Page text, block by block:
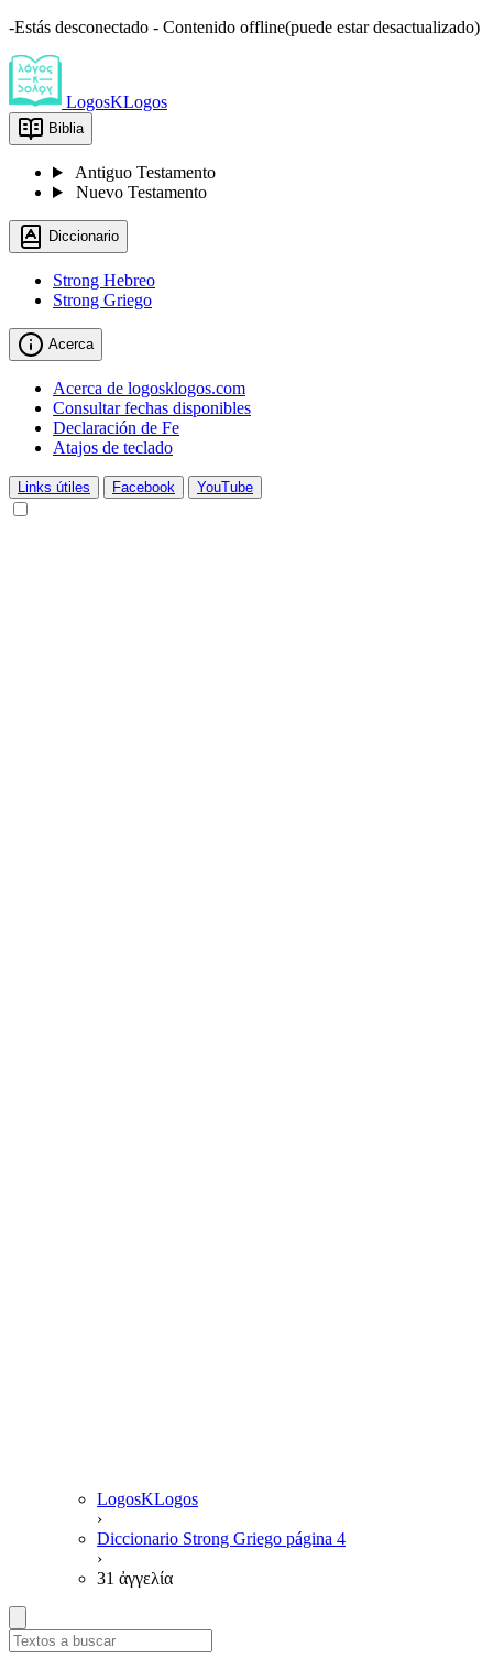
-Estás desconectado - Contenido offline(puede estar desactualizado)
LogosKLogos
Biblia
Antiguo Testamento
Nuevo Testamento
Diccionario
Strong Hebreo
Strong Griego
Acerca
Acerca de logosklogos.com
Consultar fechas disponibles
Declaración de Fe
Atajos de teclado
Links útiles Facebook YouTube
LogosKLogos
›
Diccionario Strong Griego página 4
›
31 ἀγγελία